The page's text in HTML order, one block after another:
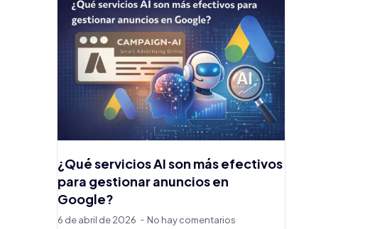
¿Qué servicios AI son más efectivos
para gestionar anuncios en
Google?
6 de abril de 2026 No hay comentarios